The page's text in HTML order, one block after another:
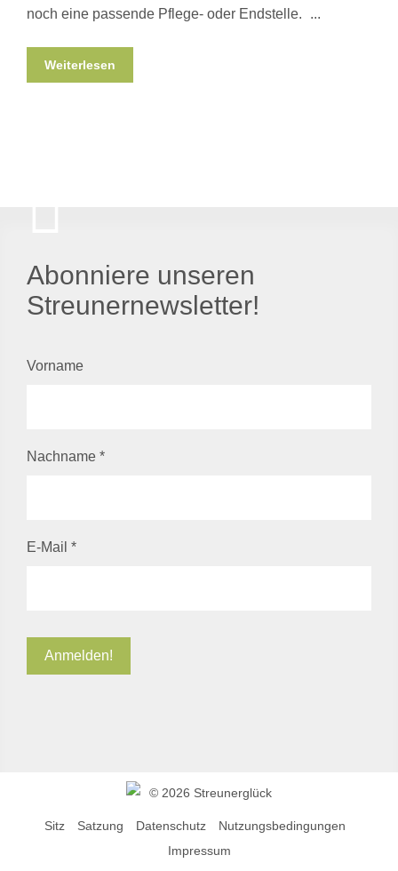
noch eine passende Pflege- oder Endstelle.
Weiterlesen
Abonniere unseren
Streunernewsletter!
Vorname
Nachname *
E-Mail *
© 2026 Streunerglück
Sitz Satzung Datenschutz
Nutzungsbedingungen
Impressum